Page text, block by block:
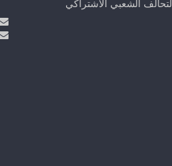
الشعبي الاشتراكي